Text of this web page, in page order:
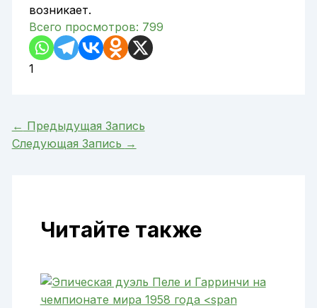
возникает.
Всего просмотров: 799
1
← Предыдущая Запись
Следующая Запись →
Читайте также